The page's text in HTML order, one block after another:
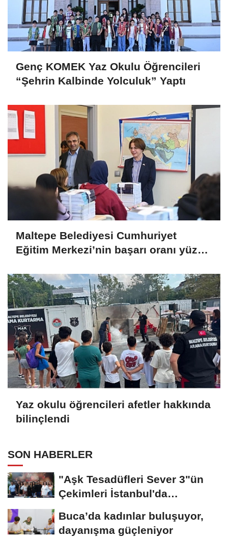
Genç KOMEK Yaz Okulu Öğrencileri
“Şehrin Kalbinde Yolculuk” Yaptı
Maltepe Belediyesi Cumhuriyet
Eğitim Merkezi’nin başarı oranı yüzde
Yaz okulu öğrencileri afetler hakkında
bilinçlendi
SON HABERLER
"Aşk Tesadüfleri Sever 3"ün
Çekimleri İstanbul'da
Buca’da kadınlar buluşuyor,
dayanışma güçleniyor